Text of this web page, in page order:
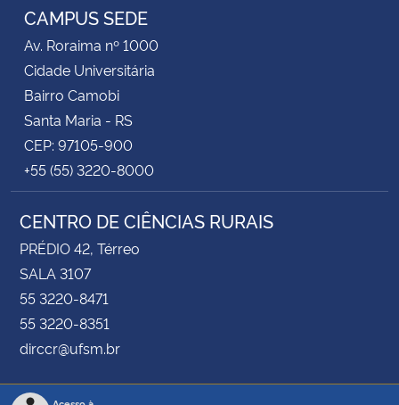
CAMPUS SEDE
Av. Roraima nº 1000
Cidade Universitária
Bairro Camobi
Santa Maria - RS
CEP: 97105-900
+55 (55) 3220-8000
CENTRO DE CIÊNCIAS RURAIS
PRÉDIO 42, Térreo
SALA 3107
55 3220-8471
55 3220-8351
dirccr@ufsm.br